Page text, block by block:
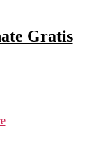
Gratis
zu
Amazon